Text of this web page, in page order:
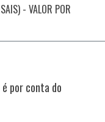
- VALOR POR
por conta do